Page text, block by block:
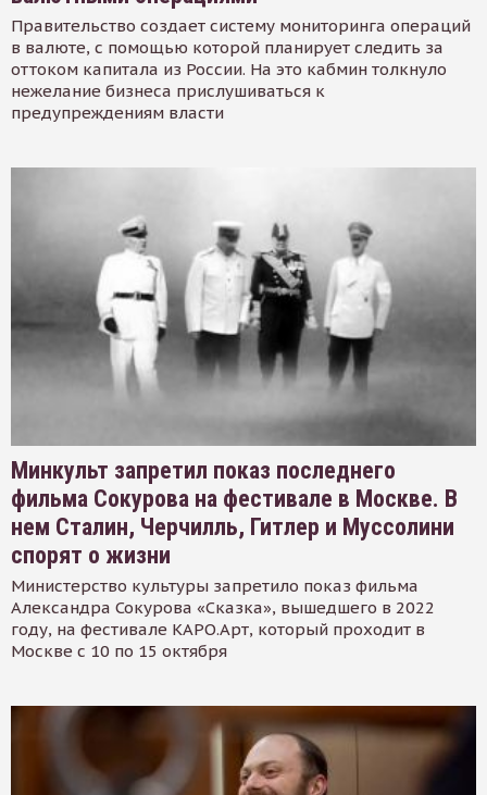
Правительство создает систему мониторинга операций
в валюте, с помощью которой планирует следить за
оттоком капитала из России. На это кабмин толкнуло
нежелание бизнеса прислушиваться к
предупреждениям власти
Минкульт запретил показ последнего
фильма Сокурова на фестивале в Москве. В
нем Сталин, Черчилль, Гитлер и Муссолини
спорят о жизни
Министерство культуры запретило показ фильма
Александра Сокурова «Сказка», вышедшего в 2022
году, на фестивале КАРО.Арт, который проходит в
Москве с 10 по 15 октября